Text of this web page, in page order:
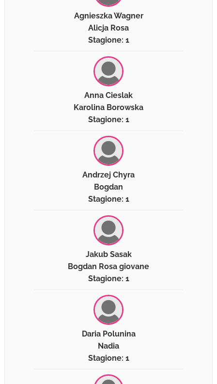
Agnieszka Wagner
Alicja Rosa
Stagione: 1
Anna Cieslak
Karolina Borowska
Stagione: 1
Andrzej Chyra
Bogdan
Stagione: 1
Jakub Sasak
Bogdan Rosa giovane
Stagione: 1
Daria Polunina
Nadia
Stagione: 1